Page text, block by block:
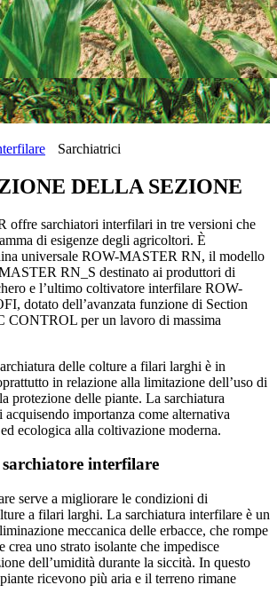
Sarchiatrici
DELLA SEZIONE
offre sarchiatori interfilari in tre versioni che
di esigenze degli agricoltori. È
universale ROW-MASTER RN, il modello
RN_S destinato ai produttori di
e l’ultimo coltivatore interfilare ROW-
dotato dell’avanzata funzione di Section
per un lavoro di massima
delle colture a filari larghi è in
in relazione alla limitazione dell’uso di
protezione delle piante. La sarchiatura
acquisendo importanza come alternativa
ecologica alla coltivazione moderna.
sarchiatore interfilare
serve a migliorare le condizioni di
a filari larghi. La sarchiatura interfilare è un
meccanica delle erbacce, che rompe
crea uno strato isolante che impedisce
dell’umidità durante la siccità. In questo
ricevono più aria e il terreno rimane